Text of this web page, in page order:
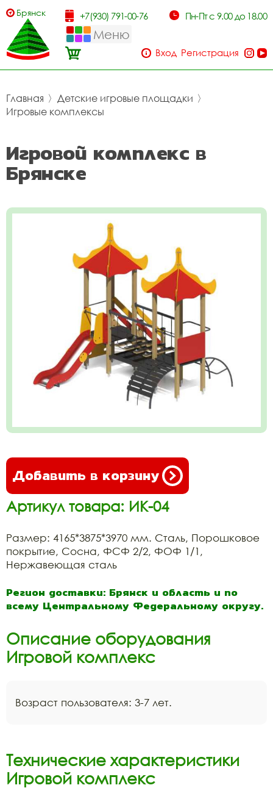
Брянск +7(930) 791-00-76 Пн-Пт с 9.00 до 18.00
Меню
Вход Регистрация
Главная 〉 Детские игровые площадки 〉
Игровые комплексы
Игровой комплекс в
Брянске
Добавить в корзину
Артикул товара: ИК-04
Размер: 4165*3875*3970 мм. Сталь, Порошковое
покрытие, Сосна, ФСФ 2/2, ФОФ 1/1,
Нержавеющая сталь
Регион доставки: Брянск и область и по
всему Центральному Федеральному округу.
Описание оборудования
Игровой комплекс
Возраст пользователя: 3-7 лет.
Технические характеристики
Игровой комплекс